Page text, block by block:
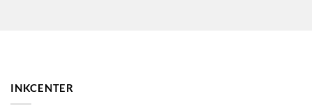
LaserJet P4515TN
INKCENTER